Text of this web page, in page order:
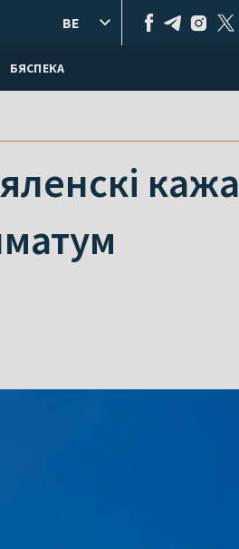
БЯСПЕКА
BE
кажа